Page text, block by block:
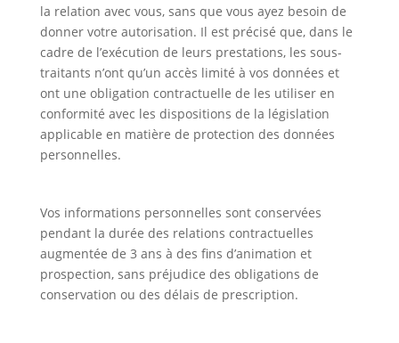
la relation avec vous, sans que vous ayez besoin de
donner votre autorisation. Il est précisé que, dans le
cadre de l’exécution de leurs prestations, les sous-
traitants n’ont qu’un accès limité à vos données et
ont une obligation contractuelle de les utiliser en
conformité avec les dispositions de la législation
applicable en matière de protection des données
personnelles.
Vos informations personnelles sont conservées
pendant la durée des relations contractuelles
augmentée de 3 ans à des fins d’animation et
prospection, sans préjudice des obligations de
conservation ou des délais de prescription.